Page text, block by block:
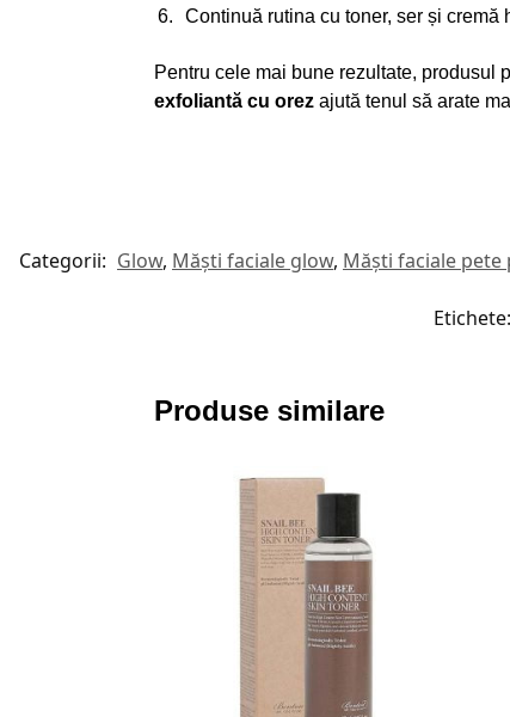
Continuă rutina cu toner, ser și cremă
Pentru cele mai bune rezultate, produsul
exfoliantă cu orezajută tenul să arate
Categorii: Glow, Măști faciale glow, Măști faciale
Etichete:
Produse similare